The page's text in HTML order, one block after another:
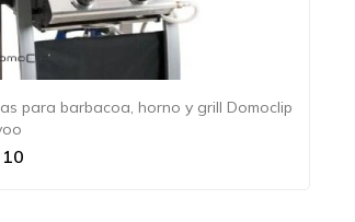
para barbacoa, horno y grill Domoclip
10